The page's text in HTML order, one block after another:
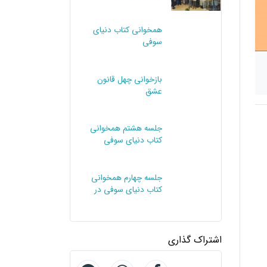
همخوانی کتاب دنیای
سوفی
بازخوانی چهل قانون
عشق
جلسه هشتم همخوانی
کتاب دنیای سوفی
جلسه چهارم همخوانی
کتاب دنیای سوفی در
اشتراک گذاری